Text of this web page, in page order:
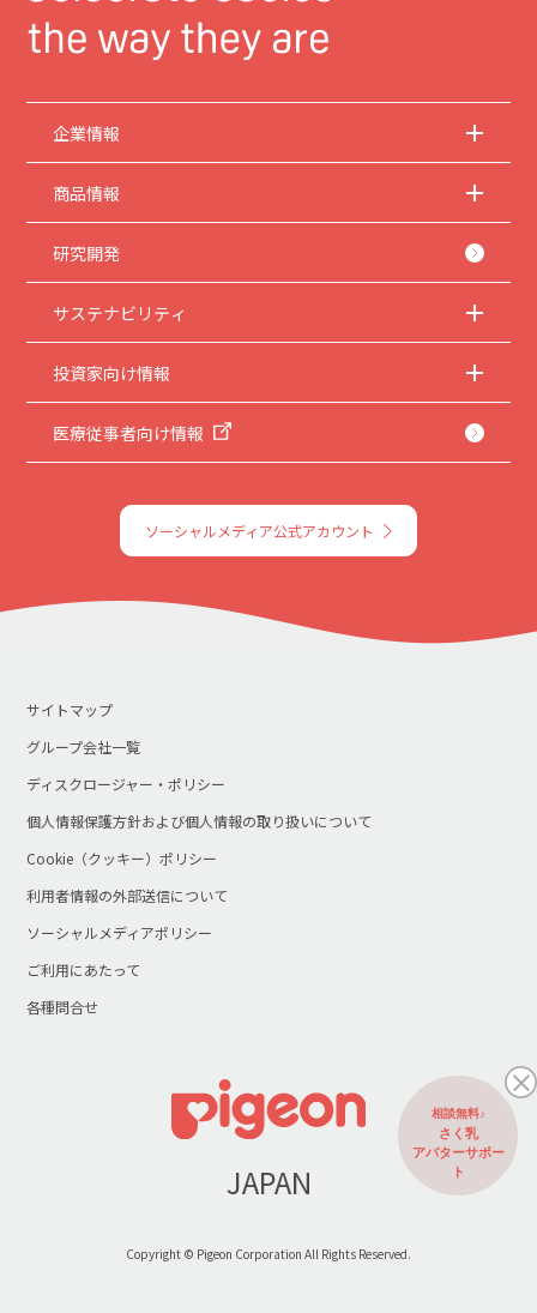
企業情報
商品情報
研究開発
サステナビリティ
投資家向け情報
医療従事者向け情報
ソーシャルメディア公式アカウント
サイトマップ
グループ会社一覧
ディスクロージャー・ポリシー
個人情報保護方針および個人情報の取り扱いについて
Cookie（クッキー）ポリシー
利用者情報の外部送信について
ソーシャルメディアポリシー
ご利用にあたって
各種問合せ
JAPAN
Copyright © Pigeon Corporation All Rights Reserved.
相談無料♪
さく乳
アバターサポー
ト